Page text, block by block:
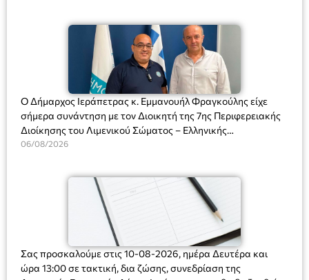
Ο Δήμαρχος Ιεράπετρας κ. Εμμανουήλ Φραγκούλης είχε
σήμερα συνάντηση με τον Διοικητή της 7ης Περιφερειακής
Διοίκησης του Λιμενικού Σώματος – Ελληνικής
Ακτοφυλακής (Λ.Σ.-ΕΛ.ΑΚΤ.), Αρχιπλοίαρχο Λ.Σ. κ. Ιωάννη
06/08/2026
Σας προσκαλούμε στις 10-08-2026, ημέρα Δευτέρα και
ώρα 13:00 σε τακτική, δια ζώσης, συνεδρίαση της